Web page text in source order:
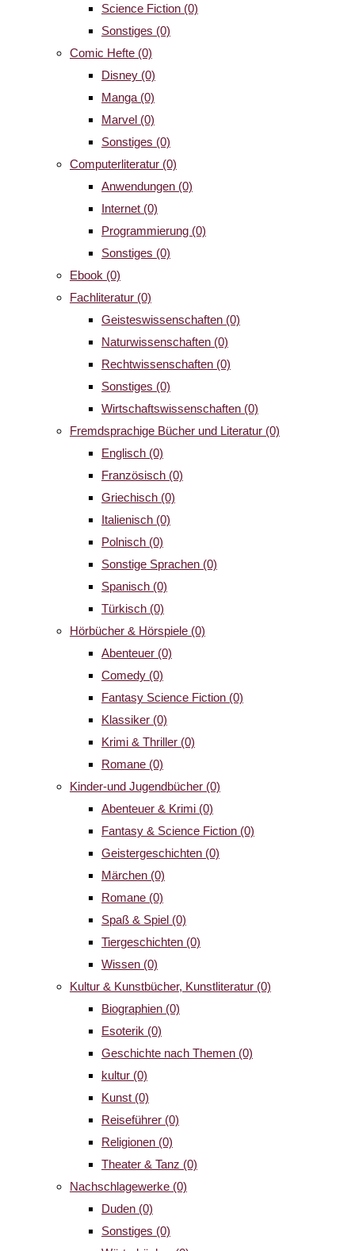
Science Fiction (0)
Sonstiges (0)
Comic Hefte (0)
Disney (0)
Manga (0)
Marvel (0)
Sonstiges (0)
Computerliteratur (0)
Anwendungen (0)
Internet (0)
Programmierung (0)
Sonstiges (0)
Ebook (0)
Fachliteratur (0)
Geisteswissenschaften (0)
Naturwissenschaften (0)
Rechtwissenschaften (0)
Sonstiges (0)
Wirtschaftswissenschaften (0)
Fremdsprachige Bücher und Literatur (0)
Englisch (0)
Französisch (0)
Griechisch (0)
Italienisch (0)
Polnisch (0)
Sonstige Sprachen (0)
Spanisch (0)
Türkisch (0)
Hörbücher & Hörspiele (0)
Abenteuer (0)
Comedy (0)
Fantasy Science Fiction (0)
Klassiker (0)
Krimi & Thriller (0)
Romane (0)
Kinder-und Jugendbücher (0)
Abenteuer & Krimi (0)
Fantasy & Science Fiction (0)
Geistergeschichten (0)
Märchen (0)
Romane (0)
Spaß & Spiel (0)
Tiergeschichten (0)
Wissen (0)
Kultur & Kunstbücher, Kunstliteratur (0)
Biographien (0)
Esoterik (0)
Geschichte nach Themen (0)
kultur (0)
Kunst (0)
Reiseführer (0)
Religionen (0)
Theater & Tanz (0)
Nachschlagewerke (0)
Duden (0)
Sonstiges (0)